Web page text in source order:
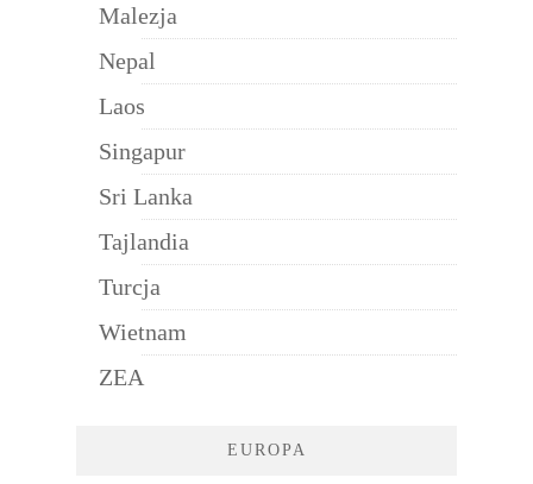
Malezja
Nepal
Laos
Singapur
Sri Lanka
Tajlandia
Turcja
Wietnam
ZEA
EUROPA